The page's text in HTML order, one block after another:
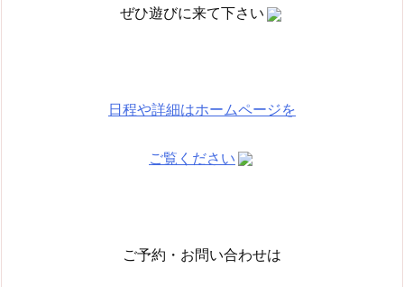
ぜひ遊びに来て下さい
日程や詳細はホームページを
ご覧ください
ご予約・お問い合わせは